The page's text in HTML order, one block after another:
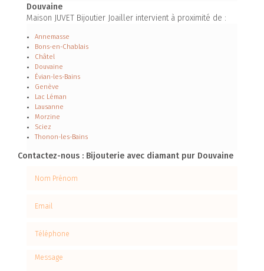
Douvaine
Maison JUVET Bijoutier Joailler intervient à proximité de :
Annemasse
Bons-en-Chablais
Châtel
Douvaine
Évian-les-Bains
Genève
Lac Léman
Lausanne
Morzine
Sciez
Thonon-les-Bains
Contactez-nous : Bijouterie avec diamant pur Douvaine
Message